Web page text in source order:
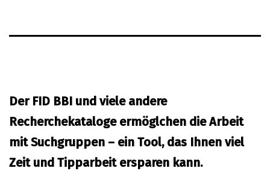
Der FID BBI und viele andere
Recherchekataloge ermöglchen die Arbeit
mit Suchgruppen – ein Tool, das Ihnen viel
Zeit und Tipparbeit ersparen kann.